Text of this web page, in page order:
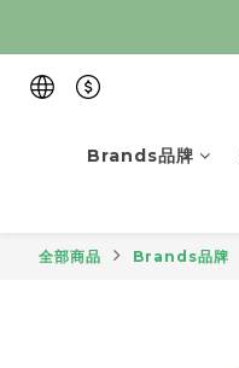
Brands品牌
全部商品 Brands品牌